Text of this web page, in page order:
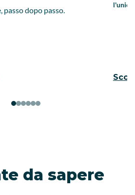
passo dopo passo.
l'unico
da sapere